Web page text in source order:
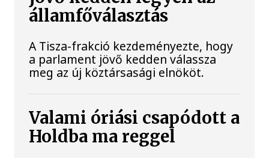
államfőválasztás
A Tisza-frakció kezdeményezte, hogy
a parlament jövő kedden válassza
meg az új köztársasági elnököt.
Valami óriási csapódott a
Holdba ma reggel